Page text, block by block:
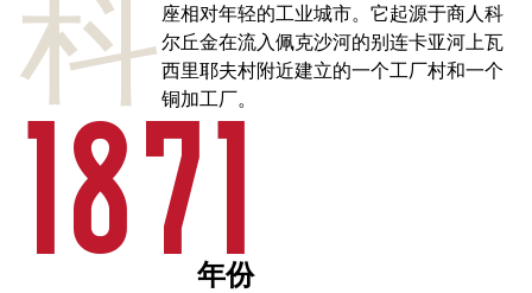
科 座相对年轻的工业城市。它起源于商人科
尔丘金在流入佩克沙河的别连卡亚河上瓦
西里耶夫村附近建立的一个工厂村和一个
铜加工厂。
1871年份